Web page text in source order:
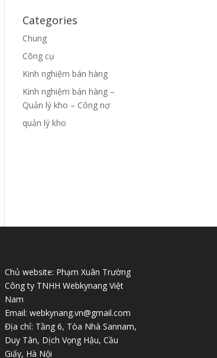
Categories
Chung
Công cụ
Kinh nghiệm bán hàng
Kinh nghiệm bán hàng –
Quản lý kho – Công nợ
quản lý kho
Chủ website: Phạm Xuân Trường
Công ty TNHH Webkynang Việt
Nam
Email: webkynang.vn@gmail.com
Địa chỉ: Tầng 6, Tòa Nhà Sannam,
Duy Tân, Dịch Vọng Hậu, Cầu
Giấy, Hà Nội